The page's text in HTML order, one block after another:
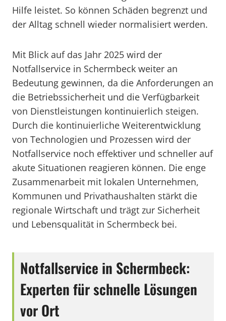
Hilfe leistet. So können Schäden begrenzt und
der Alltag schnell wieder normalisiert werden.
Mit Blick auf das Jahr 2025 wird der
Notfallservice in Schermbeck weiter an
Bedeutung gewinnen, da die Anforderungen an
die Betriebssicherheit und die Verfügbarkeit
von Dienstleistungen kontinuierlich steigen.
Durch die kontinuierliche Weiterentwicklung
von Technologien und Prozessen wird der
Notfallservice noch effektiver und schneller auf
akute Situationen reagieren können. Die enge
Zusammenarbeit mit lokalen Unternehmen,
Kommunen und Privathaushalten stärkt die
regionale Wirtschaft und trägt zur Sicherheit
und Lebensqualität in Schermbeck bei.
Notfallservice in Schermbeck:
Experten für schnelle Lösungen
vor Ort